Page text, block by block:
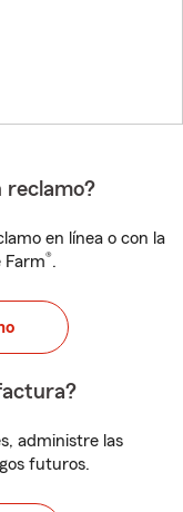
reclamo?
en línea o con la
Farm®.
administre las
futuros.